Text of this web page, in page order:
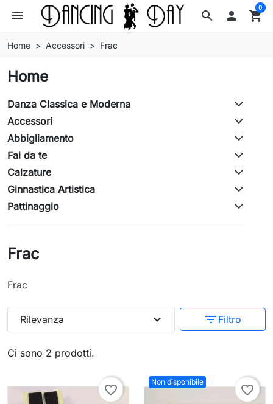
search
menu  shopping_cart
0
Home Accessori Frac
Home
Danza Classica e Moderna
Accessori
Abbigliamento
Fai da te
Calzature
Ginnastica Artistica
Pattinaggio
Frac
Frac
Ci sono 2 prodotti.
Rilevanza expand_more filter_list Filtro
favorite_border
Non disponibile
favorite_border